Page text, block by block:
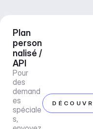
Plan
person
nalisé /
API
Pour
des
demand
es
spéciale
s,